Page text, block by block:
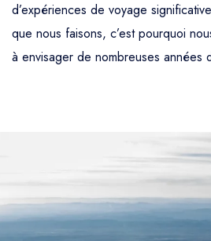
d’expériences de voyage
que nous faisons, c’est pourquoi
à envisager de nombreuses années